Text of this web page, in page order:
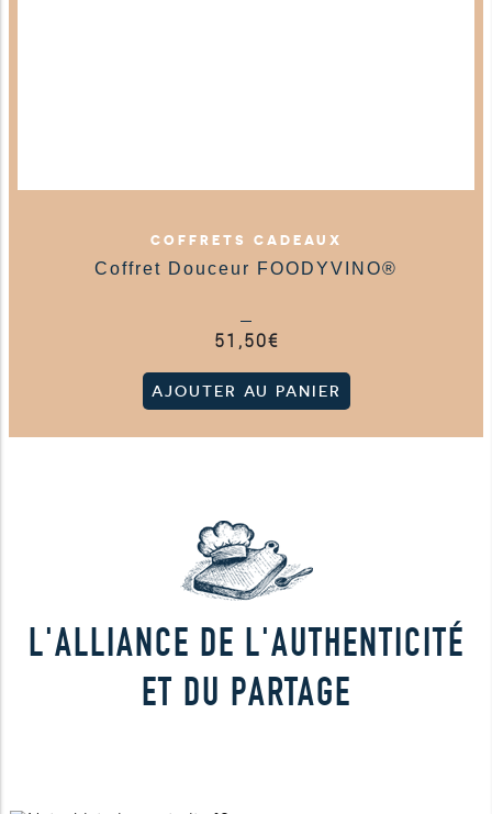
COFFRETS CADEAUX
Coffret Douceur FOODYVINO®
51,50€
AJOUTER AU PANIER
L'ALLIANCE DE L'AUTHENTICITÉ
ET DU PARTAGE